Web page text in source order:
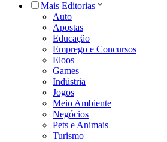
Mais Editorias
Auto
Apostas
Educação
Emprego e Concursos
Eloos
Games
Indústria
Jogos
Meio Ambiente
Negócios
Pets e Animais
Turismo